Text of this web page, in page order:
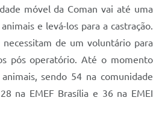
móvel da Coman vai até uma
e levá-los para a castração.
necessitam de um voluntário para
pós operatório. Até o momento
sendo 54 na comunidade
na EMEF Brasília e 36 na EMEI